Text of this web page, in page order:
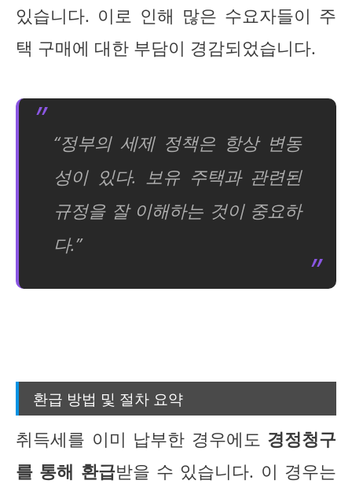
있습니다. 이로 인해 많은 수요자들이 주
택 구매에 대한 부담이 경감되었습니다.
“정부의 세제 정책은 항상 변동
성이 있다. 보유 주택과 관련된
규정을 잘 이해하는 것이 중요하
다.”
환급 방법 및 절차 요약
취득세를 이미 납부한 경우에도 경정청구
를 통해 환급받을 수 있습니다. 이 경우는